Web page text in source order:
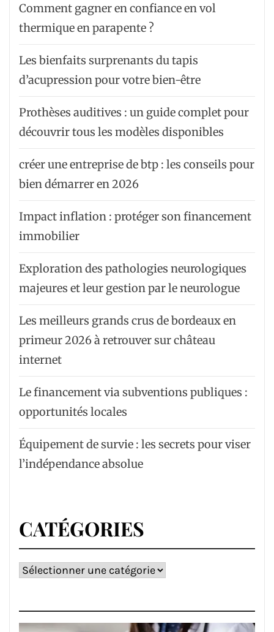
Comment gagner en confiance en vol
thermique en parapente ?
Les bienfaits surprenants du tapis
d’acupression pour votre bien-être
Prothèses auditives : un guide complet pour
découvrir tous les modèles disponibles
créer une entreprise de btp : les conseils pour
bien démarrer en 2026
Impact inflation : protéger son financement
immobilier
Exploration des pathologies neurologiques
majeures et leur gestion par le neurologue
Les meilleurs grands crus de bordeaux en
primeur 2026 à retrouver sur château
internet
Le financement via subventions publiques :
opportunités locales
Équipement de survie : les secrets pour viser
l’indépendance absolue
CATÉGORIES
Catégories